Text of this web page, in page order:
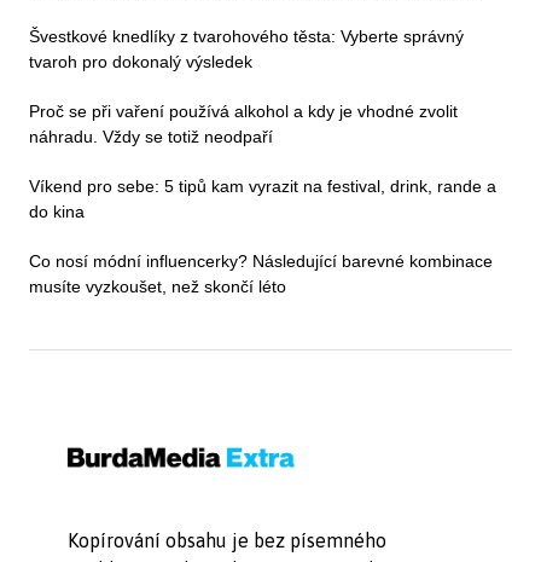
Švestkové knedlíky z tvarohového těsta: Vyberte správný
tvaroh pro dokonalý výsledek
Proč se při vaření používá alkohol a kdy je vhodné zvolit
náhradu. Vždy se totiž neodpaří
Víkend pro sebe: 5 tipů kam vyrazit na festival, drink, rande a
do kina
Co nosí módní influencerky? Následující barevné kombinace
musíte vyzkoušet, než skončí léto
Kopírování obsahu je bez písemného